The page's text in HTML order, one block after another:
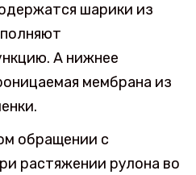
шарики из
А нижнее
мембрана из
обращении с
растяжении рулона во